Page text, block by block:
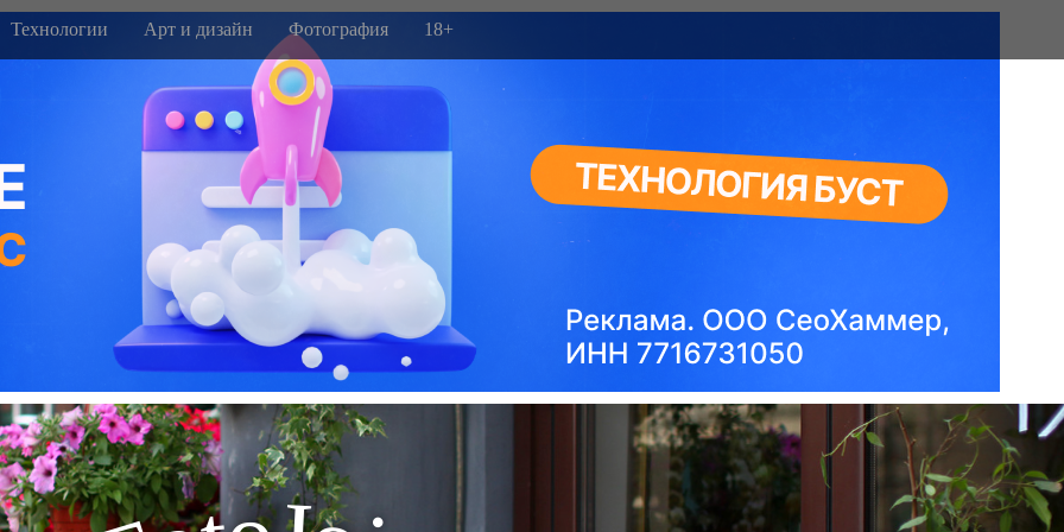
Технологии Арт и дизайн Фотография 18+